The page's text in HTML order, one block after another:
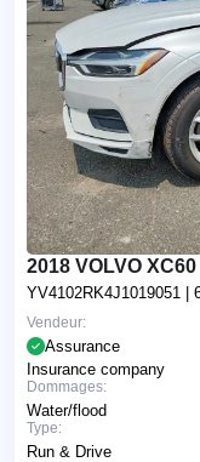
2018 VOLVO XC60
YV4102RK4J1019051 |
Vendeur:
Assurance
Insurance company
Dommages:
Water/flood
Type:
Run & Drive